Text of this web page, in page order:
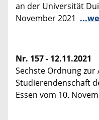
an der Universität
November 2021
Nr. 157 - 12.11.2021
Sechste Ordnung
Studierendenschaft
Essen vom 10.